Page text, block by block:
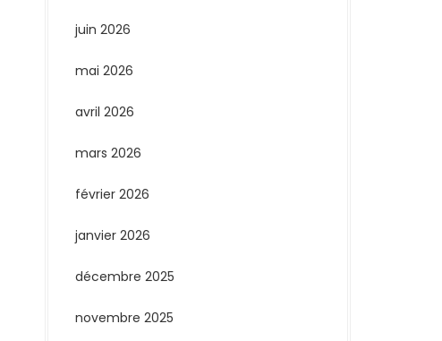
juin 2026
mai 2026
avril 2026
mars 2026
février 2026
janvier 2026
décembre 2025
novembre 2025